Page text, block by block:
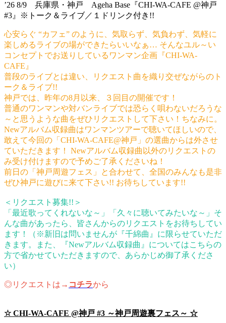
’26 8/9 兵庫県・神戸 Ageha Base『CHI-WA-CAFE @神戸
#3』※トーク＆ライブ／１ドリンク付き!!
心安らぐ “カフェ” のように、気取らず、気負わず、気軽に
楽しめるライブの場ができたらいいなぁ… そんなユル～い
コンセプトでお送りしているワンマン企画『CHI-WA-
CAFE』
普段のライブとは違い、リクエスト曲を織り交ぜながらのト
ーク＆ライブ!!
神戸では、昨年の8月以来、３回目の開催です！
普通のワンマンや対バンライブでは恐らく唄わないだろうな
～と思うような曲をぜひリクエストして下さい！ちなみに。
Newアルバム収録曲はワンマンツアーで聴いてほしいので、
敢えて今回の「CHI-WA-CAFE@神戸」の選曲からは外させ
ていただきます！ Newアルバム収録曲以外のリクエストの
み受け付けますので予めご了承くださいね！
前日の「神戸周遊フェス」と合わせて、全国のみんなも是非
ぜひ神戸に遊びに来て下さい!! お待ちしています!!
＜リクエスト募集!!＞
「最近歌ってくれないな～」「久々に聴いてみたいな～」そ
んな曲があったら、皆さんからのリクエストをお待ちしてい
ます！（※新旧は問いませんが『千綿曲』に限らせていただ
きます。また、『Newアルバム収録曲』についてはこちらの
方で省かせていただきますので、あらかじめ御了承くださ
い）
◎リクエストは→ コチラから
☆ CHI-WA-CAFE @神戸 #3 ～神戸周遊裏フェス～ ☆